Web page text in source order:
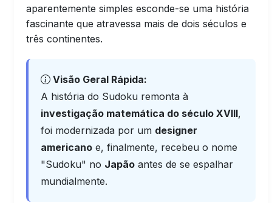
aparentemente simples esconde-se uma história
fascinante que atravessa mais de dois séculos e
três continentes.
Visão Geral Rápida:
A história do Sudoku remonta à
investigação matemática do século XVIII,
foi modernizada por um designer
americano e, finalmente, recebeu o nome
"Sudoku" no Japão antes de se espalhar
mundialmente.